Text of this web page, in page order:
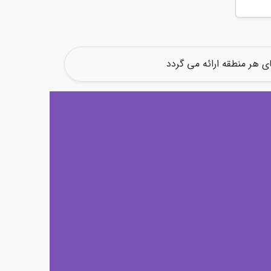
هر منطقه ارائه می گردد